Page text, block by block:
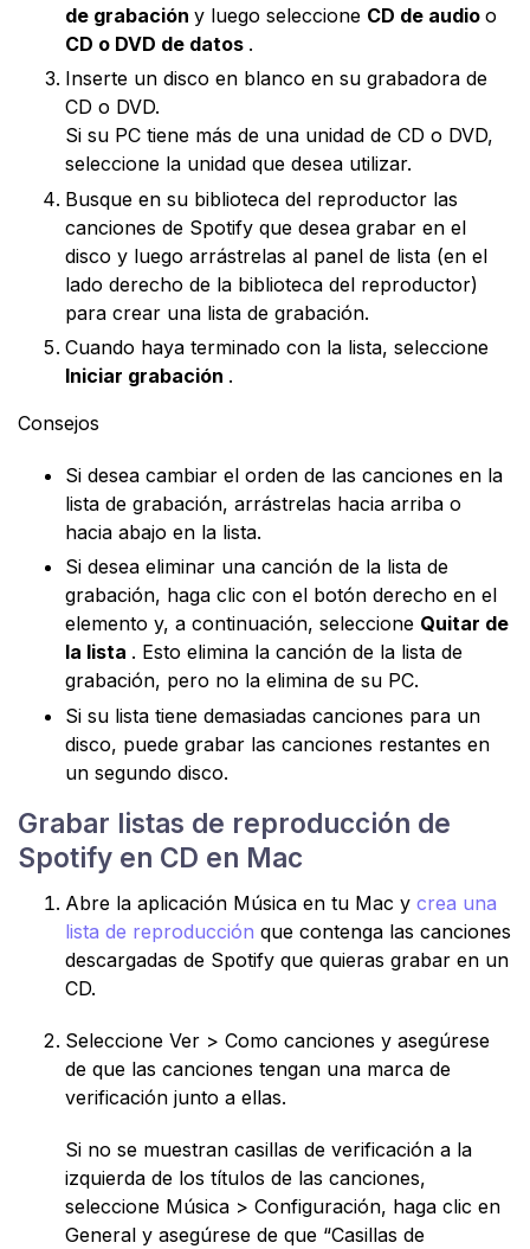
de grabación y luego seleccione CD de audio o
CD o DVD de datos .
Inserte un disco en blanco en su grabadora de
CD o DVD.
Si su PC tiene más de una unidad de CD o DVD,
seleccione la unidad que desea utilizar.
Busque en su biblioteca del reproductor las
canciones de Spotify que desea grabar en el
disco y luego arrástrelas al panel de lista (en el
lado derecho de la biblioteca del reproductor)
para crear una lista de grabación.
Cuando haya terminado con la lista, seleccione
Iniciar grabación .
Consejos
Si desea cambiar el orden de las canciones en la
lista de grabación, arrástrelas hacia arriba o
hacia abajo en la lista.
Si desea eliminar una canción de la lista de
grabación, haga clic con el botón derecho en el
elemento y, a continuación, seleccione Quitar de
la lista . Esto elimina la canción de la lista de
grabación, pero no la elimina de su PC.
Si su lista tiene demasiadas canciones para un
disco, puede grabar las canciones restantes en
un segundo disco.
Grabar listas de reproducción de
Spotify en CD en Mac
Abre la aplicación Música en tu Mac y crea una
lista de reproducción que contenga las canciones
descargadas de Spotify que quieras grabar en un
CD.
Seleccione Ver > Como canciones y asegúrese
de que las canciones tengan una marca de
verificación junto a ellas.
Si no se muestran casillas de verificación a la
izquierda de los títulos de las canciones,
seleccione Música > Configuración, haga clic en
General y asegúrese de que “Casillas de